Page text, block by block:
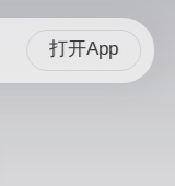
打开App